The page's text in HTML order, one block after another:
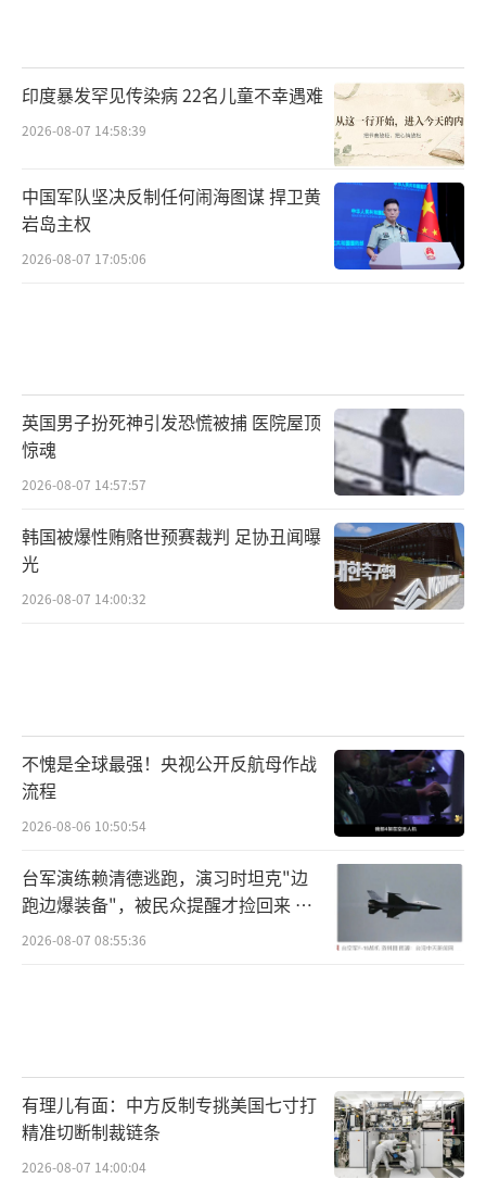
印度暴发罕见传染病 22名儿童不幸遇难
2026-08-07 14:58:39
中国军队坚决反制任何闹海图谋 捍卫黄
岩岛主权
2026-08-07 17:05:06
英国男子扮死神引发恐慌被捕 医院屋顶
惊魂
2026-08-07 14:57:57
韩国被爆性贿赂世预赛裁判 足协丑闻曝
光
2026-08-07 14:00:32
不愧是全球最强！央视公开反航母作战
流程
2026-08-06 10:50:54
台军演练赖清德逃跑，演习时坦克"边
跑边爆装备"，被民众提醒才捡回来 演
习状况频出引发关注
2026-08-07 08:55:36
有理儿有面：中方反制专挑美国七寸打
精准切断制裁链条
2026-08-07 14:00:04